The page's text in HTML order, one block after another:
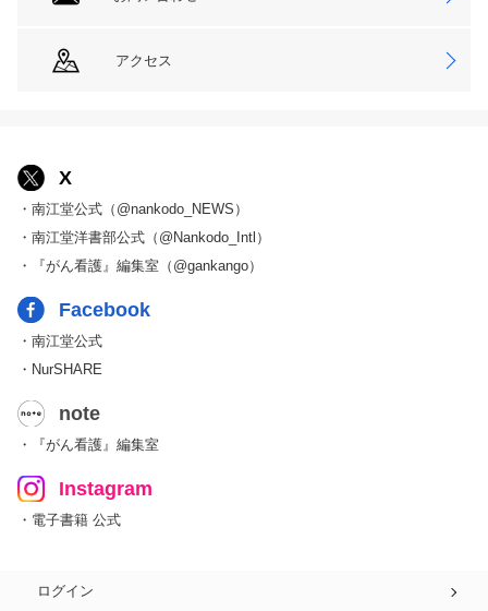
アクセス
X
・南江堂公式（@nankodo_NEWS）
・南江堂洋書部公式（@Nankodo_Intl）
・『がん看護』編集室（@gankango）
Facebook
・南江堂公式
・NurSHARE
note
・『がん看護』編集室
Instagram
・電子書籍 公式
ログイン